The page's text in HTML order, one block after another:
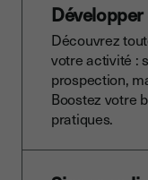
Découvrez
votre activité :
prospection,
Boostez votre
pratiques.